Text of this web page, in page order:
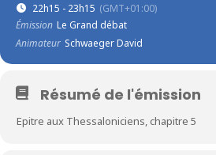
22h15 - 23h15 (GMT+01:00)
Émission Le Grand débat
Animateur Schwaeger David
Résumé de l'émission
Epitre aux Thessaloniciens, chapitre 5